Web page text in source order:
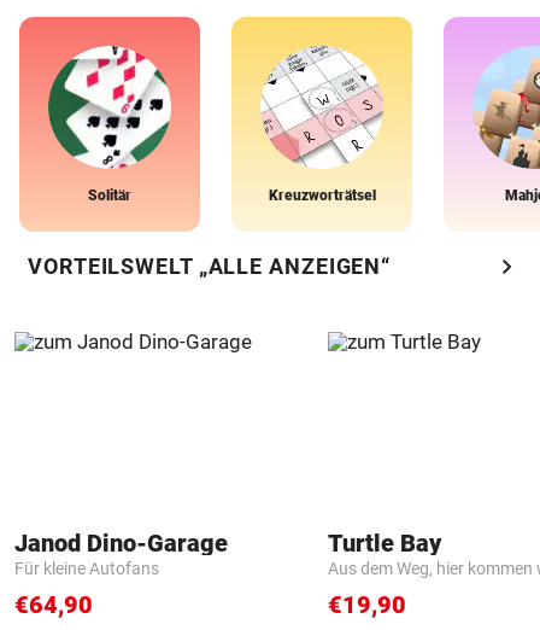
Solitär Kreuzworträtsel
VORTEILSWELT „ALLE ANZEIGEN“ chevron_right
Janod Dino-Garage
Für kleine Autofans
€64,90
Turtle Bay
Aus dem Weg, hier kommen
€19,90